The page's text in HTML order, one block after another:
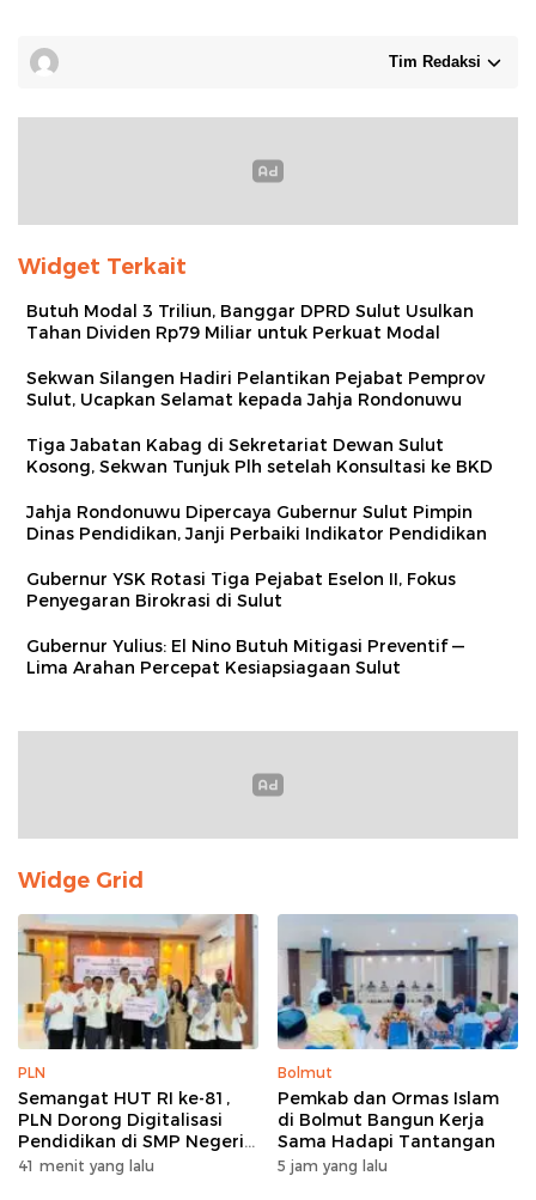
Tim Redaksi
Widget Terkait
Butuh Modal 3 Triliun, Banggar DPRD Sulut Usulkan
Tahan Dividen Rp79 Miliar untuk Perkuat Modal
Sekwan Silangen Hadiri Pelantikan Pejabat Pemprov
Sulut, Ucapkan Selamat kepada Jahja Rondonuwu
Tiga Jabatan Kabag di Sekretariat Dewan Sulut
Kosong, Sekwan Tunjuk Plh setelah Konsultasi ke BKD
Jahja Rondonuwu Dipercaya Gubernur Sulut Pimpin
Dinas Pendidikan, Janji Perbaiki Indikator Pendidikan
Gubernur YSK Rotasi Tiga Pejabat Eselon II, Fokus
Penyegaran Birokrasi di Sulut
Gubernur Yulius: El Nino Butuh Mitigasi Preventif —
Lima Arahan Percepat Kesiapsiagaan Sulut
Widge Grid
PLN
Semangat HUT RI ke-81,
PLN Dorong Digitalisasi
Pendidikan di SMP Negeri
1 Palu Lewat Program TJSL
41 menit yang lalu
Bolmut
Pemkab dan Ormas Islam
di Bolmut Bangun Kerja
Sama Hadapi Tantangan
5 jam yang lalu